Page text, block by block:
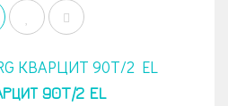
90T/2 EL